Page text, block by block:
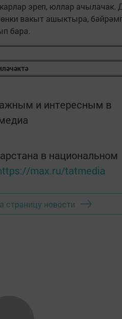
эреп, юллар ачылачак.
вакыт ашыктыра,
бара.
и интересным в
в национальном
max.ru/tatmedia
страницу новости